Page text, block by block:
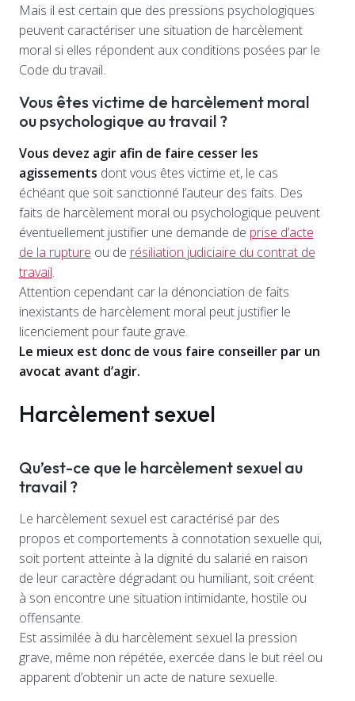
Mais il est certain que des pressions psychologiques
peuvent caractériser une situation de harcèlement
moral si elles répondent aux conditions posées par le
Code du travail.
Vous êtes victime de harcèlement moral
ou psychologique au travail ?
Vous devez agir afin de faire cesser les
agissements dont vous êtes victime et, le cas
échéant que soit sanctionné l’auteur des faits. Des
faits de harcèlement moral ou psychologique peuvent
éventuellement justifier une demande de prise d’acte
de la rupture ou de résiliation judiciaire du contrat de
travail.
Attention cependant car la dénonciation de faits
inexistants de harcèlement moral peut justifier le
licenciement pour faute grave.
Le mieux est donc de vous faire conseiller par un
avocat avant d’agir.
Harcèlement sexuel
Qu’est-ce que le harcèlement sexuel au
travail ?
Le harcèlement sexuel est caractérisé par des
propos et comportements à connotation sexuelle qui,
soit portent atteinte à la dignité du salarié en raison
de leur caractère dégradant ou humiliant, soit créent
à son encontre une situation intimidante, hostile ou
offensante.
Est assimilée à du harcèlement sexuel la pression
grave, même non répétée, exercée dans le but réel ou
apparent d’obtenir un acte de nature sexuelle.